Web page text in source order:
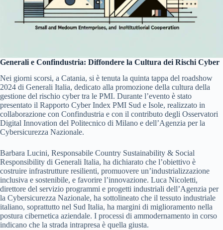
Generali e Confindustria: Diffondere la Cultura dei Rischi Cyber
Nei giorni scorsi, a Catania, si è tenuta la quinta tappa del roadshow
2024 di Generali Italia, dedicato alla promozione della cultura della
gestione del rischio cyber tra le PMI. Durante l’evento è stato
presentato il Rapporto Cyber Index PMI Sud e Isole, realizzato in
collaborazione con Confindustria e con il contributo degli Osservatori
Digital Innovation del Politecnico di Milano e dell’Agenzia per la
Cybersicurezza Nazionale.
Barbara Lucini, Responsabile Country Sustainability & Social
Responsibility di Generali Italia, ha dichiarato che l’obiettivo è
costruire infrastrutture resilienti, promuovere un’industrializzazione
inclusiva e sostenibile, e favorire l’innovazione. Luca Nicoletti,
direttore del servizio programmi e progetti industriali dell’Agenzia per
la Cybersicurezza Nazionale, ha sottolineato che il tessuto industriale
italiano, soprattutto nel Sud Italia, ha margini di miglioramento nella
postura cibernetica aziendale. I processi di ammodernamento in corso
indicano che la strada intrapresa è quella giusta.